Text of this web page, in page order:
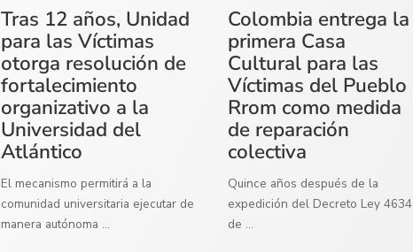
Tras 12 años, Unidad
para las Víctimas
otorga resolución de
fortalecimiento
organizativo a la
Universidad del
Atlántico
El mecanismo permitirá a la
comunidad universitaria ejecutar de
manera autónoma ...
Colombia entrega la
primera Casa
Cultural para las
Víctimas del Pueblo
Rrom como medida
de reparación
colectiva
Quince años después de la
expedición del Decreto Ley 4634
de ...